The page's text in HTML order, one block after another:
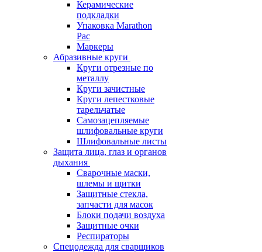
Керамические
подкладки
Упаковка Marathon
Pac
Маркеры
Абразивные круги
Круги отрезные по
металлу
Круги зачистные
Круги лепестковые
тарельчатые
Самозацепляемые
шлифовальные круги
Шлифовальные листы
Защита лица, глаз и органов
дыхания
Сварочные маски,
шлемы и щитки
Защитные стекла,
запчасти для масок
Блоки подачи воздуха
Защитные очки
Респираторы
Спецодежда для сварщиков